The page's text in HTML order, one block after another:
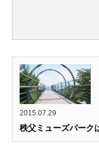
2015.07.29
秩父ミューズパーク